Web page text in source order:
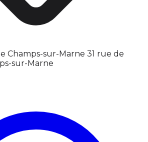
Champs-sur-Marne 31 rue de
sur-Marne